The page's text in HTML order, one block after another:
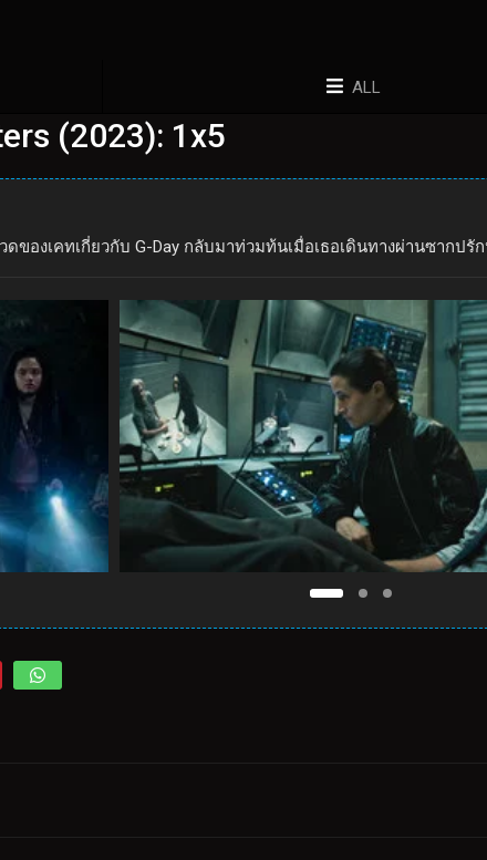
ALL
(2023): 1x5
ดของเคทเกี่ยวกับ G-Day กลับมาท่วมท้นเมื่อเธอเดินทางผ่านซากป